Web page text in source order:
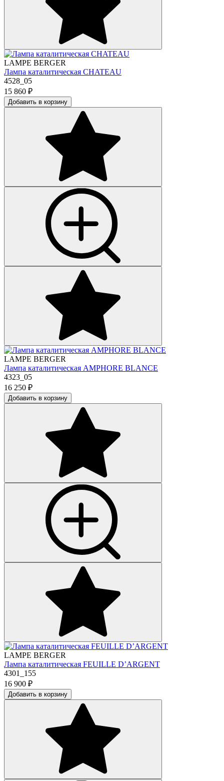
LAMPE BERGER
Лампа каталитическая CHATEAU
4528_05
15 860 ₽
Добавить в корзину
LAMPE BERGER
Лампа каталитическая AMPHORE BLANCE
4323_05
16 250 ₽
Добавить в корзину
LAMPE BERGER
Лампа каталитическая FEUILLE D’ARGENT
4301_155
16 900 ₽
Добавить в корзину